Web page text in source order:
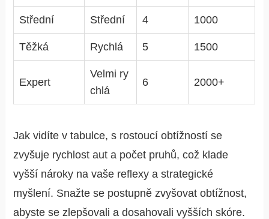
Střední Střední 4 1000
Těžká Rychlá 5 1500
Expert
Velmi ry
chlá
6 2000+
Jak vidíte v tabulce, s rostoucí obtížností se
zvyšuje rychlost aut a počet pruhů, což klade
vyšší nároky na vaše reflexy a strategické
myšlení. Snažte se postupně zvyšovat obtížnost,
abyste se zlepšovali a dosahovali vyšších skóre.